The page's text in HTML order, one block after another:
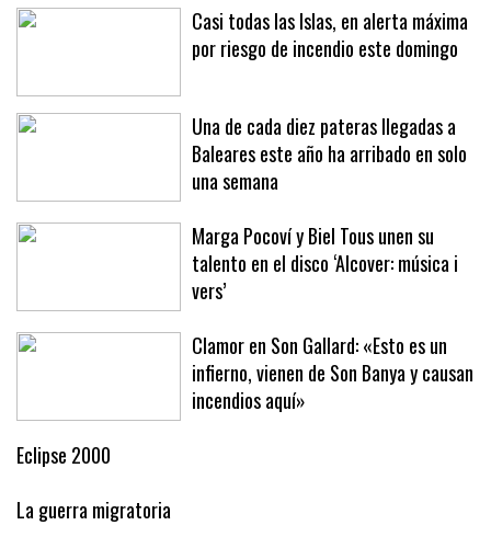
Casi todas las Islas, en alerta máxima
por riesgo de incendio este domingo
Una de cada diez pateras llegadas a
Baleares este año ha arribado en solo
una semana
Marga Pocoví y Biel Tous unen su
talento en el disco ‘Alcover: música i
vers’
Clamor en Son Gallard: «Esto es un
infierno, vienen de Son Banya y causan
incendios aquí»
Eclipse 2000
La guerra migratoria